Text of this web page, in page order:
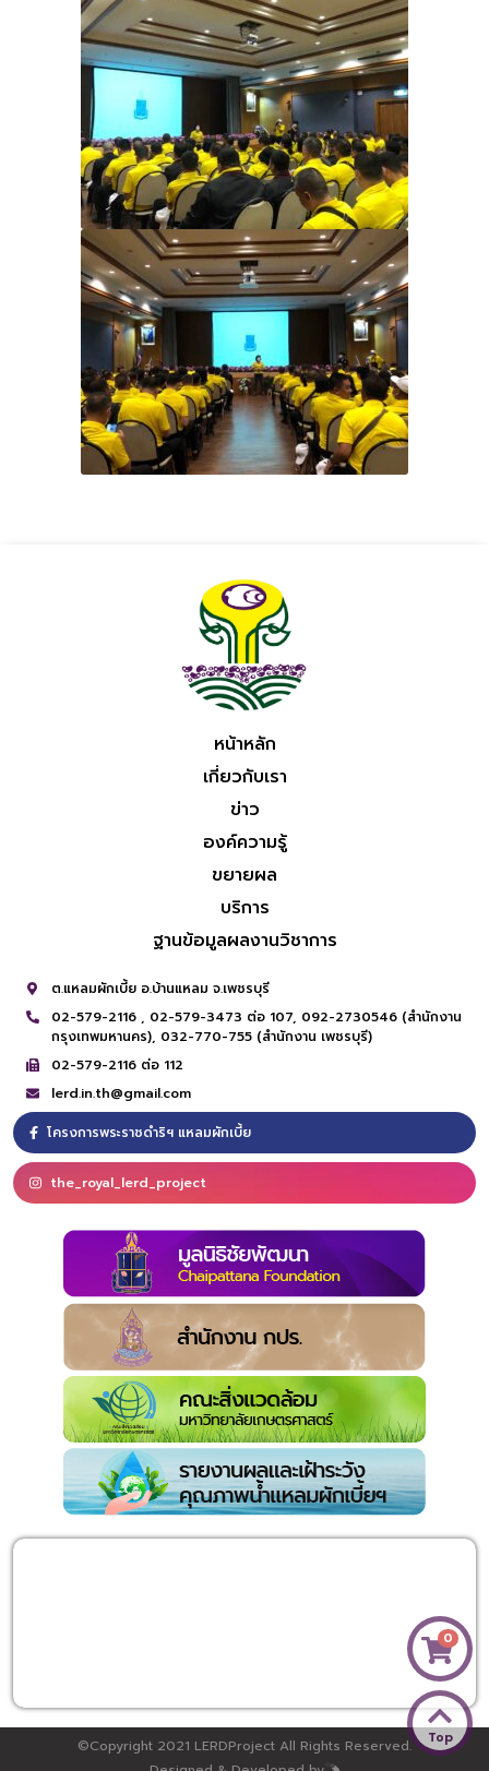
0
Top
หน้าหลัก
เกี่ยวกับเรา
ข่าว
องค์ความรู้
ขยายผล
บริการ
ฐานข้อมูลผลงานวิชาการ
ต.แหลมผักเบี้ย อ.บ้านแหลม จ.เพชรบุรี
02-579-2116 , 02-579-3473 ต่อ 107, 092-2730546 (สำนักงาน
กรุงเทพมหานคร), 032-770-755 (สำนักงาน เพชรบุรี)
02-579-2116 ต่อ 112
lerd.in.th@gmail.com
โครงการพระราชดำริฯ แหลมผักเบี้ย
the_royal_lerd_project
©Copyright 2021 LERDProject All Rights Reserved.